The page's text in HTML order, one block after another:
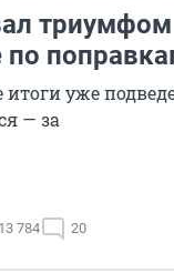
по
уже
— за
13 784 20